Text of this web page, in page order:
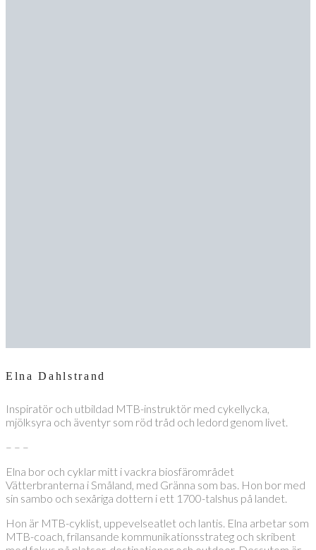
Elna Dahlstrand
Inspiratör och utbildad MTB-instruktör med cykellycka,
mjölksyra och äventyr som röd tråd och ledord genom livet.
– – –
Elna bor och cyklar mitt i vackra biosfärområdet
Vätterbranterna i Småland, med Gränna som bas. Hon bor med
sin sambo och sexåriga dottern i ett 1700-talshus på landet.
Hon är MTB-cyklist, uppevelseatlet och lantis. Elna arbetar som
MTB-coach, frilansande kommunikationsstrateg och skribent